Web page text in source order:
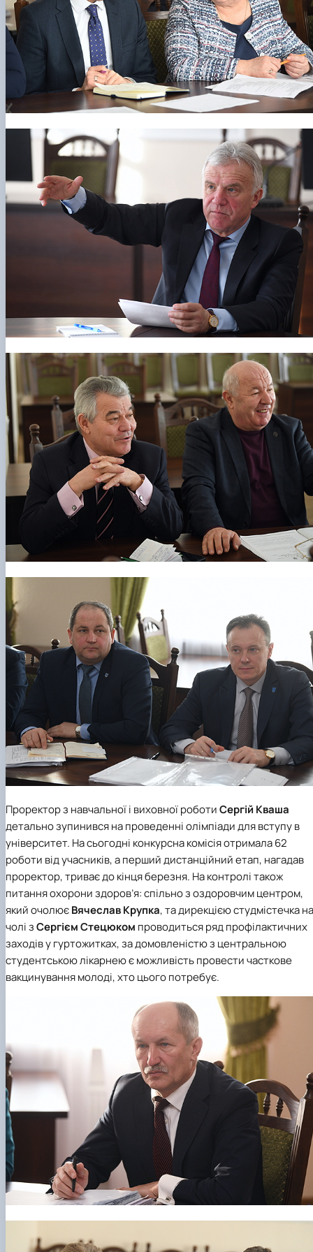
Проректор з навчальної і виховної роботиСергій Кваша
детально зупинився на проведенні олімпіади для вступу в
університет. На сьогодні конкурсна комісія отримала 62
роботи від учасників, а перший дистанційний етап, нагадав
проректор, триває до кінця березня. На контролі також
питання охорони здоров’я: спільно з оздоровчим центром,
який очолюєВячеслав Крупка, та дирекцією студмістечка на
чолі зСергієм Стецюком проводиться ряд профілактичних
заходів у гуртожитках, за домовленістю з центральною
студентською лікарнею є можливість провести часткове
вакцинування молоді, хто цього потребує.